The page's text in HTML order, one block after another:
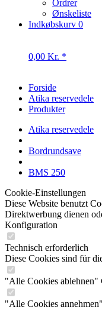
Indkøbskurv
0,00 Kr. *
Forside
Atika reservedele
Cookie-Einstellungen
Diese Website benutzt
Konfiguration
Technisch erforderlich
Diese Cookies sind für
"Alle Cookies ablehnen"
"Alle Cookies
Ausgewählter Shop